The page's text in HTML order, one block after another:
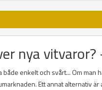
nya
enkelt och svårt... Om
Ett annat alternativ